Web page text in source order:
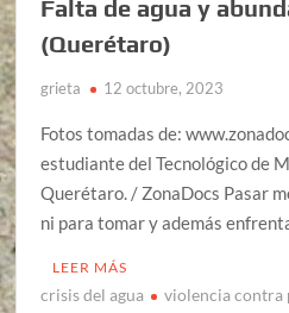
Falta de agua y
(Querétaro)
grieta 12 octubre, 2023
Fotos tomadas de:
estudiante del Tecnológico de
Querétaro. / ZonaDocs Pasar
ni para tomar y además
LEER MÁS
crisis del agua violencia contra